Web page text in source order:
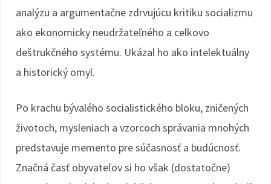
analýzu a argumentačne zdrvujúcu kritiku socializmu
ako ekonomicky neudržateľného a celkovo
deštrukčného systému. Ukázal ho ako intelektuálny
a historický omyl.
Po krachu bývalého socialistického bloku, zničených
životoch, mysleniach a vzorcoch správania mnohých
predstavuje memento pre súčasnosť a budúcnosť.
Značná časť obyvateľov si ho však (dostatočne)